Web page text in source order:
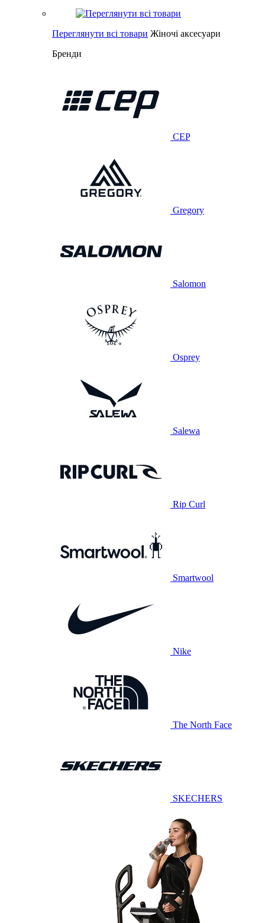
Переглянути всі товари Жіночі аксесуари
Бренди
CEP
Gregory
Salomon
Osprey
Salewa
Rip Curl
Smartwool
Nike
The North Face
SKECHERS